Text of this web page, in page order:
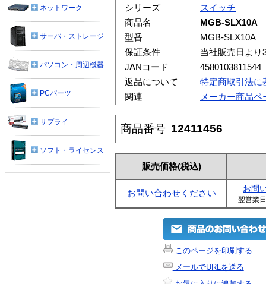
シリーズ
スイッチ
商品名
MGB-SLX10A
型番
MGB-SLX10A
保証条件
当社販売日より
JANコード
4580103811544
返品について
特定商取引法に
関連
メーカー商品ペ
商品番号 12411456
販売価格(税込)
お問い合わせください お問
翌営業
このページを印刷する
メールでURLを送る
ネットワーク
サーバ・ストレージ
パソコン・周辺機器
PCパーツ
サプライ
ソフト・ライセンス